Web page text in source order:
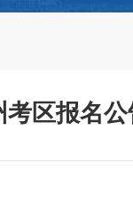
考区报名公